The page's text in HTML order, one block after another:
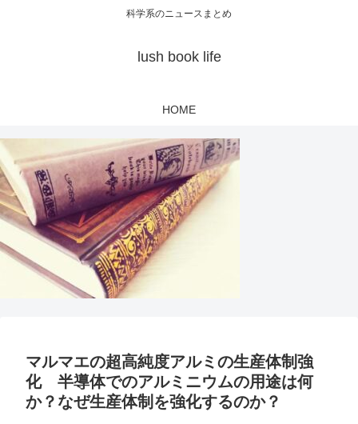
科学系のニュースまとめ
lush book life
HOME
マルマエの超高純度アルミの生産体制強
化 半導体でのアルミニウムの用途は何
か？なぜ生産体制を強化するのか？